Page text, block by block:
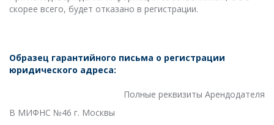
скорее всего, будет отказано в регистрации.
Образец гарантийного письма о регистрации
юридического адреса:
Полные реквизиты Арендодателя
В МИФНС №46 г. Москвы